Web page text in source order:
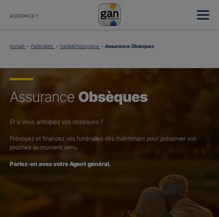
ASSISTANCE ?
Accueil Particuliers Santé&Prévoyance Assurance Obsèques
Assurance Obsèques
Et si vous anticipiez vos obsèques ?
Prévoyez et financez vos funérailles dès maintenant pour préserver vos
proches au moment venu.
Parlez-en avec votre Agent général.